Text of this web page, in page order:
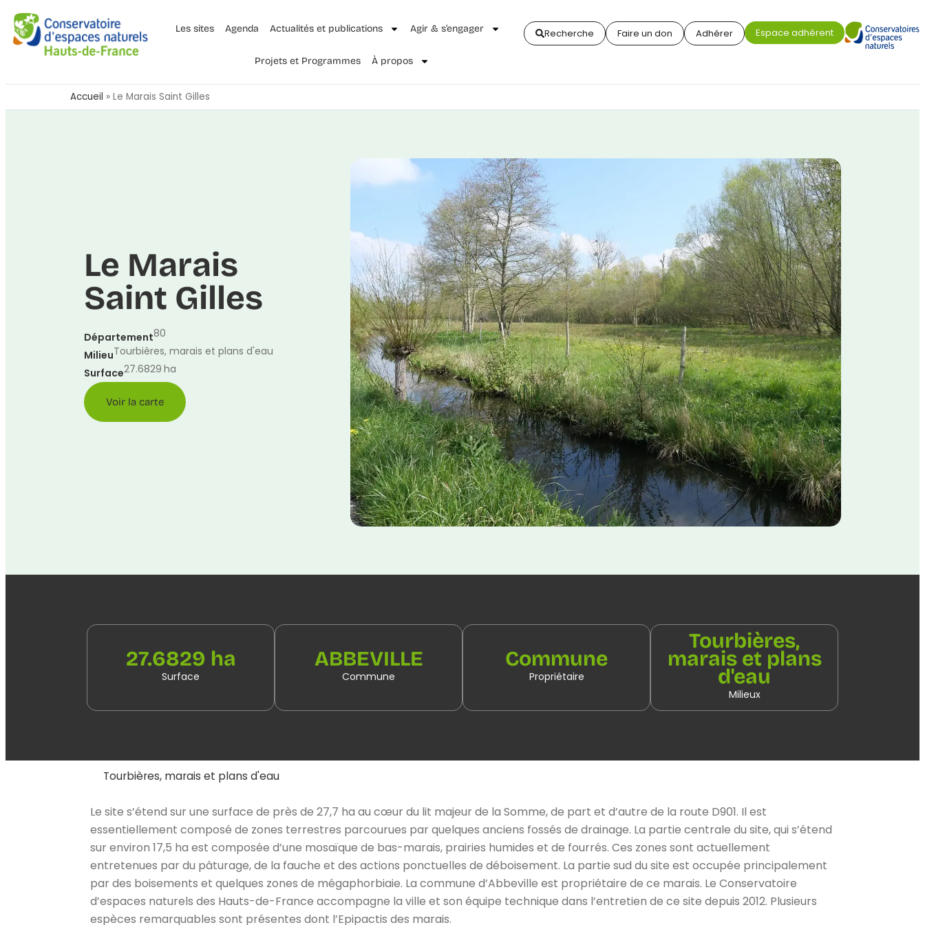
Les sites Agenda Actualités et publications Agir & s’engager
Projets et Programmes À propos
Recherche Faire un don Adhérer Espace adhérent
Accueil » Le Marais Saint Gilles
Le Marais
Saint Gilles
Département80
MilieuTourbières, marais et plans d'eau
Surface27.6829 ha
Voir la carte
27.6829 ha
Surface
ABBEVILLE
Commune
Commune
Propriétaire
Tourbières,
marais et plans
d'eau
Milieux
Tourbières, marais et plans d'eau
Le site s’étend sur une surface de près de 27,7 ha au cœur du lit majeur de la Somme, de part et d’autre de la route D901. Il est
essentiellement composé de zones terrestres parcourues par quelques anciens fossés de drainage. La partie centrale du site, qui s’étend
sur environ 17,5 ha est composée d’une mosaïque de bas-marais, prairies humides et de fourrés. Ces zones sont actuellement
entretenues par du pâturage, de la fauche et des actions ponctuelles de déboisement. La partie sud du site est occupée principalement
par des boisements et quelques zones de mégaphorbiaie. La commune d’Abbeville est propriétaire de ce marais. Le Conservatoire
d’espaces naturels des Hauts-de-France accompagne la ville et son équipe technique dans l’entretien de ce site depuis 2012. Plusieurs
espèces remarquables sont présentes dont l’Epipactis des marais.